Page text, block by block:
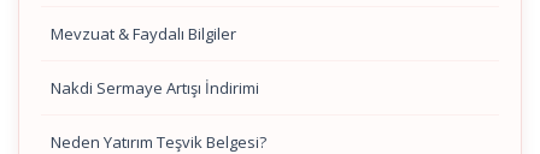
Mevzuat & Faydalı Bilgiler
Nakdi Sermaye Artışı İndirimi
Neden Yatırım Teşvik Belgesi?